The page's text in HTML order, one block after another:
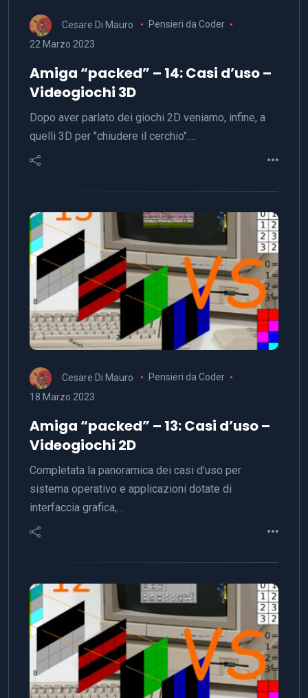
Cesare Di Mauro
Pensieri da Coder
22 Marzo 2023
Amiga “packed” – 14: Casi d’uso –
Videogiochi 3D
Dopo aver parlato dei giochi 2D veniamo, infine, a
quelli 3D per "chiudere il cerchio".…
Cesare Di Mauro
Pensieri da Coder
18 Marzo 2023
Amiga “packed” – 13: Casi d’uso –
Videogiochi 2D
Completata la panoramica dei casi d'uso per
sistema operativo e applicazioni dotate di
interfaccia grafica,…